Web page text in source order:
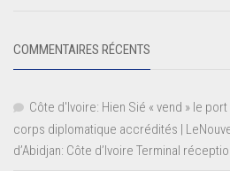
COMMENTAIRES RÉCENTS
Côte d'Ivoire: Hien Sié « vend » le
corps diplomatique accrédités |
d’Abidjan: Côte d’Ivoire Terminal